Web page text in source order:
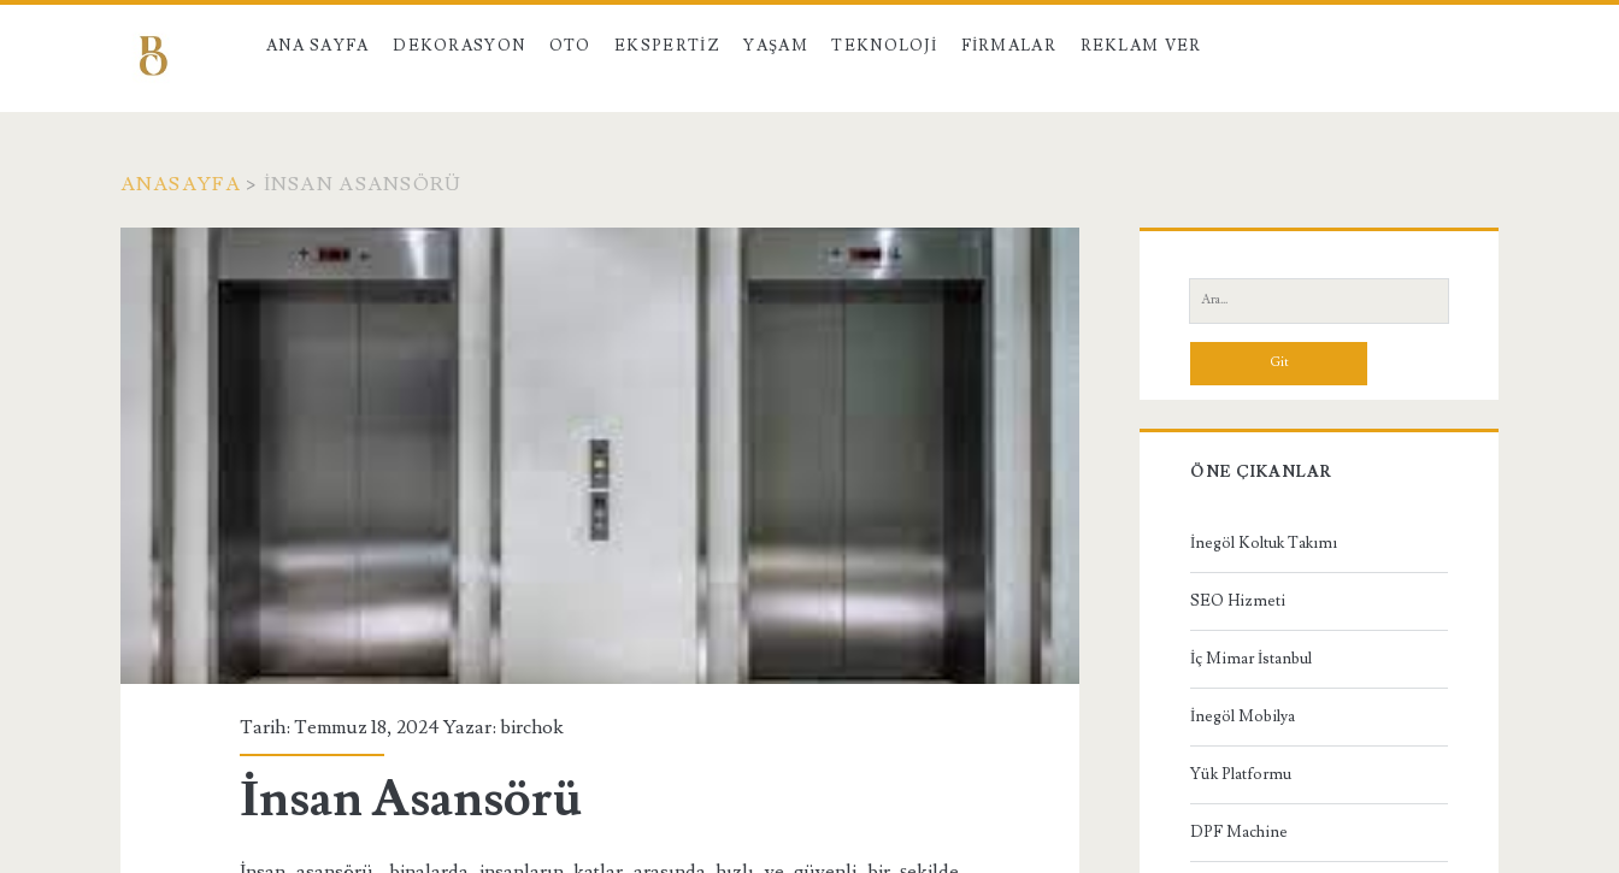
ANA SAYFA DEKORASYON OTO EKSPERTIZ YAŞAM TEKNOLOJI FIRMALAR REKLAM VER
ANASAYFA > INSAN ASANSÖRÜ
Etiket:
<span>insan
asansörü</span>
Tarih: Temmuz 18, 2024 Yazar:birchok
İnsan Asansörü
Yan
Menü
Ara:
ÖNE ÇIKANLAR
İnegöl Koltuk Takımı
SEO Hizmeti
İç Mimar İstanbul
İnegöl Mobilya
Yük Platformu
DPF Machine